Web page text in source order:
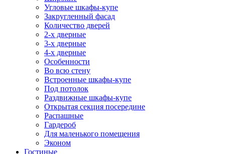
Угловые шкафы-купе
Закругленный фасад
Количество дверей
2-х дверные
3-х дверные
4-х дверные
Особенности
Во всю стену
Встроенные шкафы-купе
Под потолок
Раздвижные шкафы-купе
Открытая секция посередине
Распашные
Гардероб
Для маленького помещения
Эконом
Гостиные